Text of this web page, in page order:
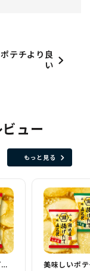
テチより良
い
ュー
もっと見る
大好きなチップスです 美味しいポ